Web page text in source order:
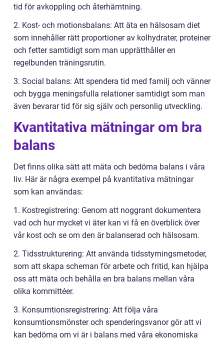
tid för avkoppling och återhämtning.
2. Kost- och motionsbalans: Att äta en hälsosam diet
som innehåller rätt proportioner av kolhydrater, proteiner
och fetter samtidigt som man upprätthåller en
regelbunden träningsrutin.
3. Social balans: Att spendera tid med familj och vänner
och bygga meningsfulla relationer samtidigt som man
även bevarar tid för sig själv och personlig utveckling.
Kvantitativa mätningar om bra
balans
Det finns olika sätt att mäta och bedöma balans i våra
liv. Här är några exempel på kvantitativa mätningar
som kan användas:
1. Kostregistrering: Genom att noggrant dokumentera
vad och hur mycket vi äter kan vi få en överblick över
vår kost och se om den är balanserad och hälsosam.
2. Tidsstrukturering: Att använda tidsstyrningsmetoder,
som att skapa scheman för arbete och fritid, kan hjälpa
oss att mäta och behålla en bra balans mellan våra
olika kommittéer.
3. Konsumtionsregistrering: Att följa våra
konsumtionsmönster och spenderingsvanor gör att vi
kan bedöma om vi är i balans med våra ekonomiska